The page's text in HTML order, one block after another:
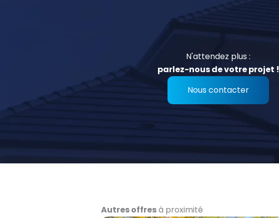
N'attendez plus :
parlez-nous de votre projet !
Nous contacter
Autres offresà proximité